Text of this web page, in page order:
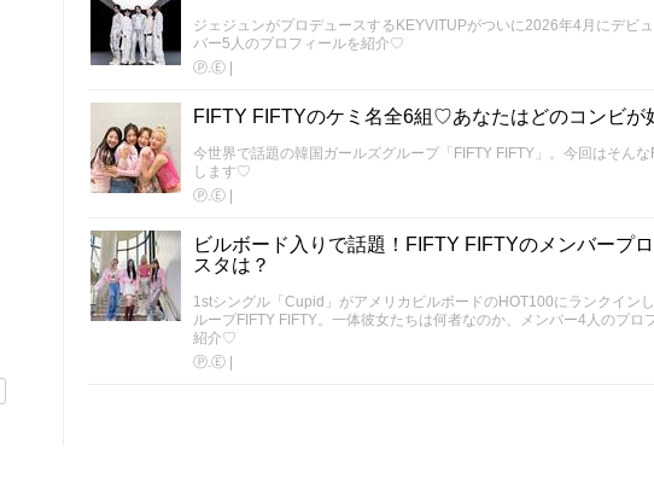
ジェジュンがプロデュースするKEYVITUPがついに2026年4月にデビ
バー5人のプロフィールを紹介♡
Ⓟ.Ⓔ|
FIFTY FIFTYのケミ名全6組♡あなたはどのコンビが
今世界で話題の韓国ガールズグループ「FIFTY FIFTY」。今回はそん
します♡
Ⓟ.Ⓔ|
ビルボード入りで話題！FIFTY FIFTYのメンバープ
スタは？
1stシングル「Cupid」がアメリカビルボードのHOT100にランクイン
ループFIFTY FIFTY。一体彼女たちは何者なのか、メンバー4人のプロ
紹介♡
Ⓟ.Ⓔ|